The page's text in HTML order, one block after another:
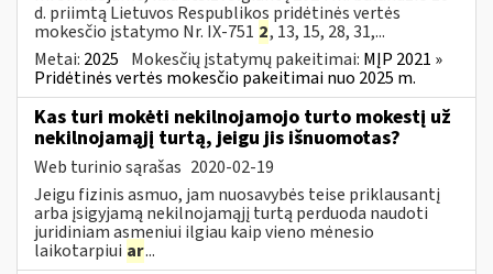
d. priimtą Lietuvos Respublikos pridėtinės vertės
mokesčio įstatymo Nr. IX-751 2, 13, 15, 28, 31,...
Metai: 2025 Mokesčių įstatymų pakeitimai: MĮP 2021 »
Pridėtinės vertės mokesčio pakeitimai nuo 2025 m.
Kas turi mokėti nekilnojamojo turto mokestį už
nekilnojamąjį turtą, jeigu jis išnuomotas?
Web turinio sąrašas 2020-02-19
Jeigu fizinis asmuo, jam nuosavybės teise priklausantį
arba įsigyjamą nekilnojamąjį turtą perduoda naudoti
juridiniam asmeniui ilgiau kaip vieno mėnesio
laikotarpiui ar...